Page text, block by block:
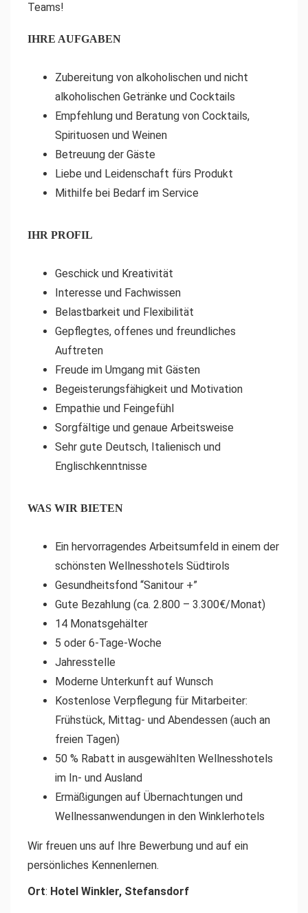
Teams!
IHRE AUFGABEN
Zubereitung von alkoholischen und nicht
alkoholischen Getränke und Cocktails
Empfehlung und Beratung von Cocktails,
Spirituosen und Weinen
Betreuung der Gäste
Liebe und Leidenschaft fürs Produkt
Mithilfe bei Bedarf im Service
IHR PROFIL
Geschick und Kreativität
Interesse und Fachwissen
Belastbarkeit und Flexibilität
Gepflegtes, offenes und freundliches
Auftreten
Freude im Umgang mit Gästen
Begeisterungsfähigkeit und Motivation
Empathie und Feingefühl
Sorgfältige und genaue Arbeitsweise
Sehr gute Deutsch, Italienisch und
Englischkenntnisse
WAS WIR BIETEN
Ein hervorragendes Arbeitsumfeld in einem der
schönsten Wellnesshotels Südtirols
Gesundheitsfond “Sanitour +”
Gute Bezahlung (ca. 2.800 – 3.300€/Monat)
14 Monatsgehälter
5 oder 6-Tage-Woche
Jahresstelle
Moderne Unterkunft auf Wunsch
Kostenlose Verpflegung für Mitarbeiter:
Frühstück, Mittag- und Abendessen (auch an
freien Tagen)
50 % Rabatt in ausgewählten Wellnesshotels
im In- und Ausland
Ermäßigungen auf Übernachtungen und
Wellnessanwendungen in den Winklerhotels
Wir freuen uns auf Ihre Bewerbung und auf ein
persönliches Kennenlernen.
Ort: Hotel Winkler, Stefansdorf